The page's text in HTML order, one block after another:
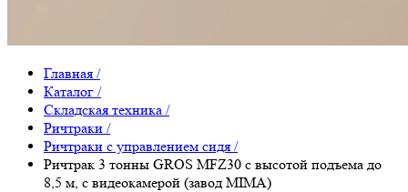
Главная /
Каталог /
Складская техника /
Ричтраки /
Ричтраки с управлением сидя /
Ричтрак 3 тонны GROS MFZ30 с высотой подъема до
8,5 м, с видеокамерой (завод MIMA)